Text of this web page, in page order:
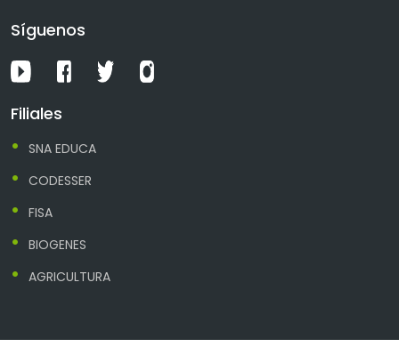
Síguenos
Filiales
SNA EDUCA
CODESSER
FISA
BIOGENES
AGRICULTURA